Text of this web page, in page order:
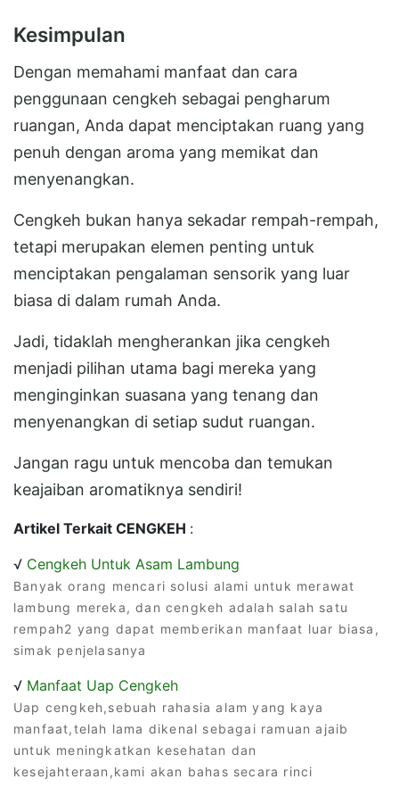
Kesimpulan
Dengan memahami manfaat dan cara
penggunaan cengkeh sebagai pengharum
ruangan, Anda dapat menciptakan ruang yang
penuh dengan aroma yang memikat dan
menyenangkan.
Cengkeh bukan hanya sekadar rempah-rempah,
tetapi merupakan elemen penting untuk
menciptakan pengalaman sensorik yang luar
biasa di dalam rumah Anda.
Jadi, tidaklah mengherankan jika cengkeh
menjadi pilihan utama bagi mereka yang
menginginkan suasana yang tenang dan
menyenangkan di setiap sudut ruangan.
Jangan ragu untuk mencoba dan temukan
keajaiban aromatiknya sendiri!
Artikel Terkait CENGKEH :
√ Cengkeh Untuk Asam Lambung
Banyak orang mencari solusi alami untuk merawat
lambung mereka, dan cengkeh adalah salah satu
rempah2 yang dapat memberikan manfaat luar biasa,
simak penjelasanya
√ Manfaat Uap Cengkeh
Uap cengkeh,sebuah rahasia alam yang kaya
manfaat,telah lama dikenal sebagai ramuan ajaib
untuk meningkatkan kesehatan dan
kesejahteraan,kami akan bahas secara rinci